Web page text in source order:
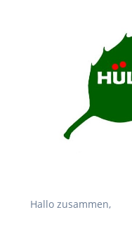
Hallo zusammen,